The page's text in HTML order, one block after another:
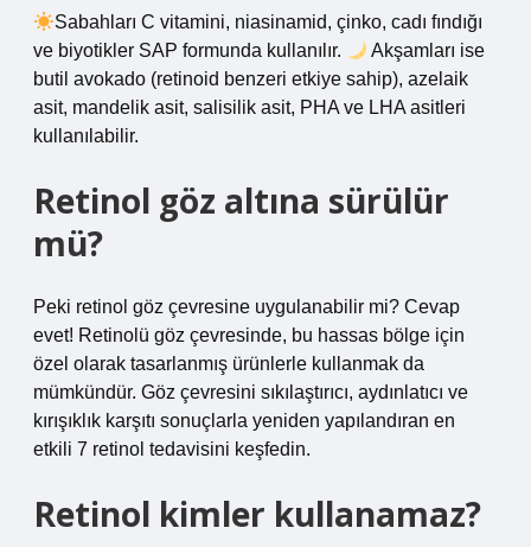
Sabahları C vitamini, niasinamid, çinko, cadı fındığı
ve biyotikler SAP formunda kullanılır.
Akşamları ise
butil avokado (retinoid benzeri etkiye sahip), azelaik
asit, mandelik asit, salisilik asit, PHA ve LHA asitleri
kullanılabilir.
Retinol göz altına sürülür
mü?
Peki retinol göz çevresine uygulanabilir mi? Cevap
evet! Retinolü göz çevresinde, bu hassas bölge için
özel olarak tasarlanmış ürünlerle kullanmak da
mümkündür. Göz çevresini sıkılaştırıcı, aydınlatıcı ve
kırışıklık karşıtı sonuçlarla yeniden yapılandıran en
etkili 7 retinol tedavisini keşfedin.
Retinol kimler kullanamaz?